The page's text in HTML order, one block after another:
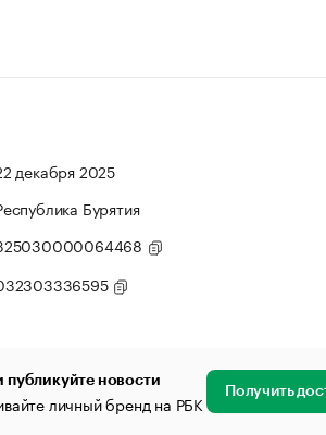
декабря 2025
Бурятия
публикуйте новости
личный бренд на РБК Получить